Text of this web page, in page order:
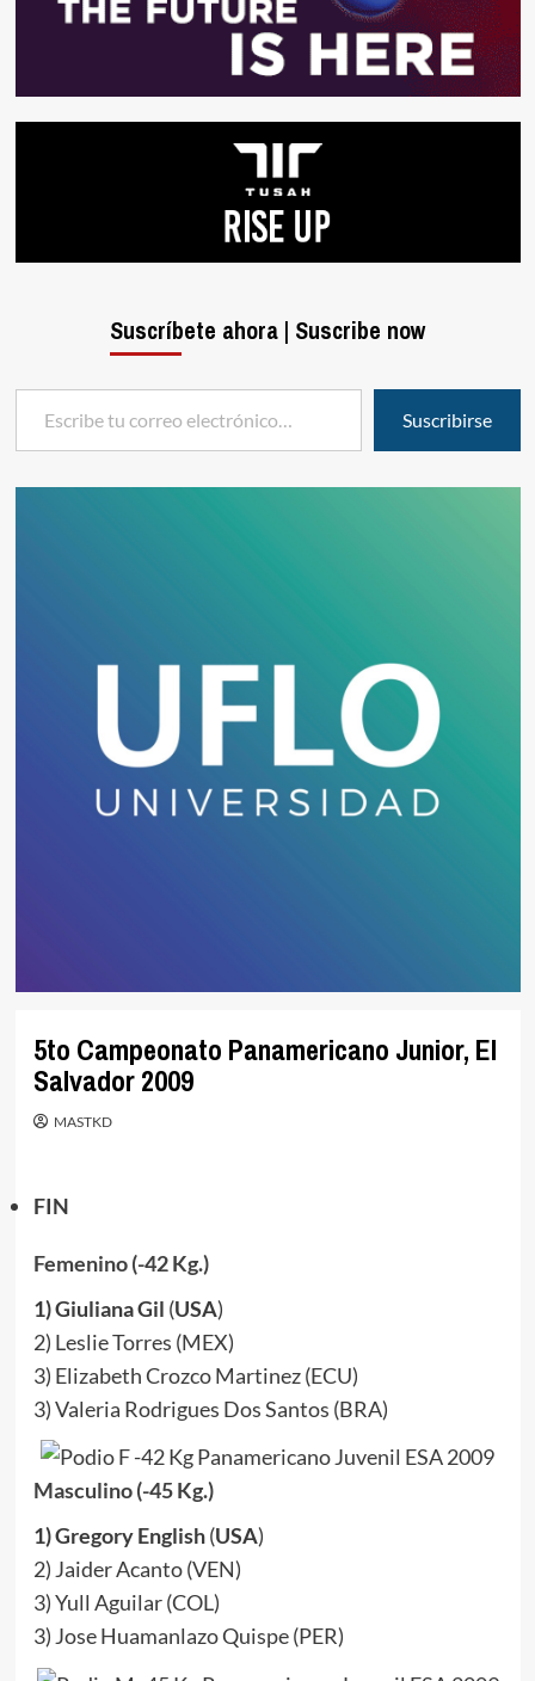
5to Campeonato Panamericano Junior, El
Salvador 2009
MASTKD
FIN
Femenino (-42 Kg.)
1) Giuliana Gil (USA)
2) Leslie Torres (MEX)
3) Elizabeth Crozco Martinez (ECU)
3) Valeria Rodrigues Dos Santos (BRA)
Masculino (-45 Kg.)
1) Gregory English(USA)
2) Jaider Acanto (VEN)
3) Yull Aguilar (COL)
3) Jose Huamanlazo Quispe (PER)
Suscríbete ahora | Suscribe now
Escribe tu correo electrónico…
Suscribirse